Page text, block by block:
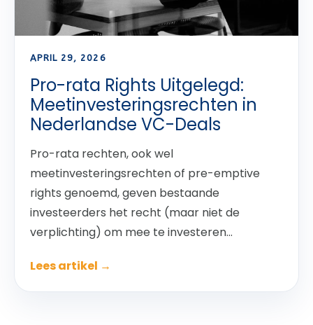
APRIL 29, 2026
Pro-rata Rights Uitgelegd:
Meetinvesteringsrechten in
Nederlandse VC-Deals
Pro-rata rechten, ook wel
meetinvesteringsrechten of pre-emptive
rights genoemd, geven bestaande
investeerders het recht (maar niet de
verplichting) om mee te investeren...
Lees artikel →